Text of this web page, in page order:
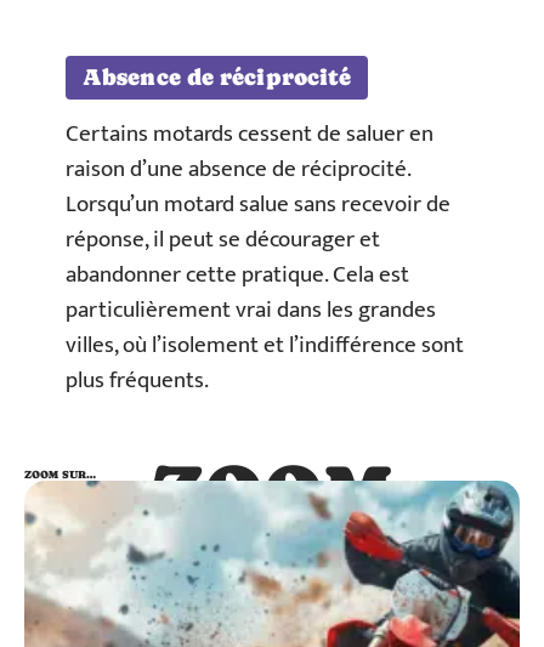
Absence de réciprocité
Certains motards cessent de saluer en
raison d’une absence de réciprocité.
Lorsqu’un motard salue sans recevoir de
réponse, il peut se décourager et
abandonner cette pratique. Cela est
particulièrement vrai dans les grandes
villes, où l’isolement et l’indifférence sont
plus fréquents.
ZOOM
SUR…
ZOOM SUR…